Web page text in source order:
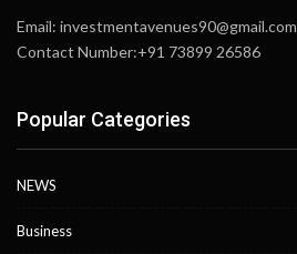
Email: investmentavenues90@gmail.com
Contact Number:+91 73899 26586
Popular Categories
NEWS
Business